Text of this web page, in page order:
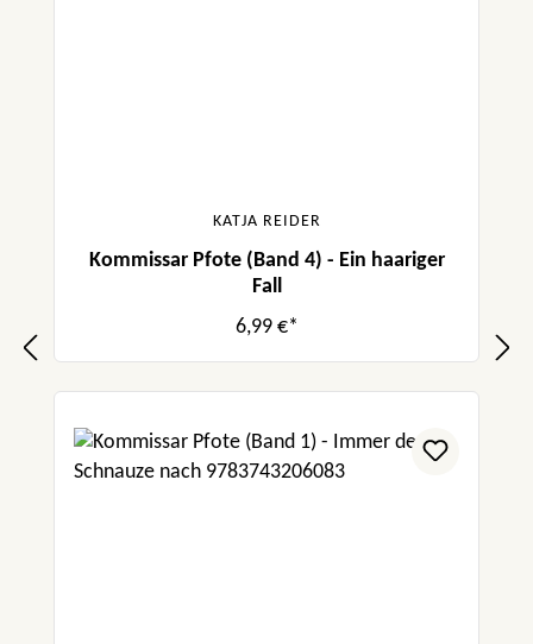
KATJA REIDER
Kommissar Pfote (Band 4) - Ein haariger
Fall
6,99 €*